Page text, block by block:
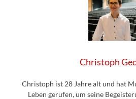
Christoph
Christoph ist 28 Jahre alt und hat
Leben gerufen, um seine